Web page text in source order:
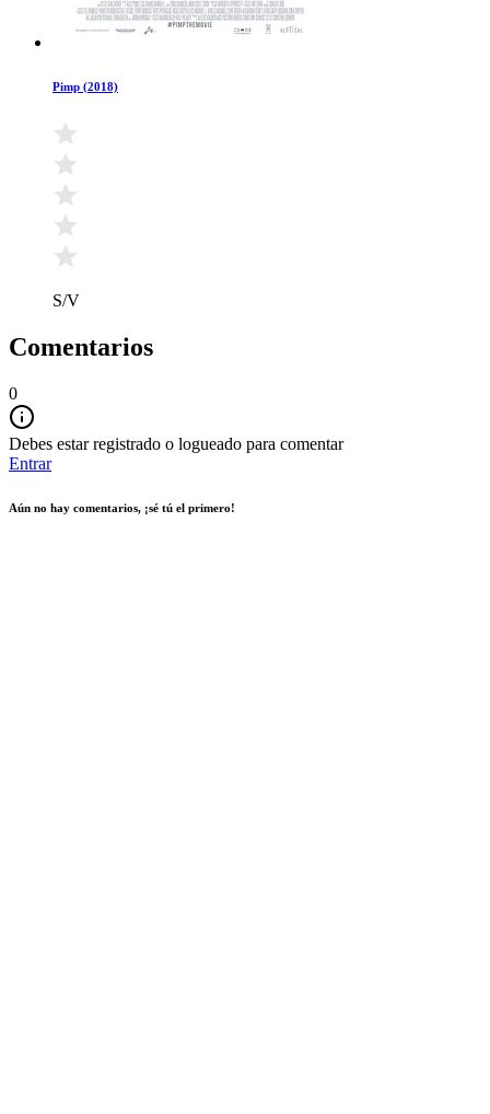
Pimp (2018)
S/V
Comentarios
0
Debes estar registrado o logueado para comentar
Entrar
Aún no hay comentarios, ¡sé tú el primero!